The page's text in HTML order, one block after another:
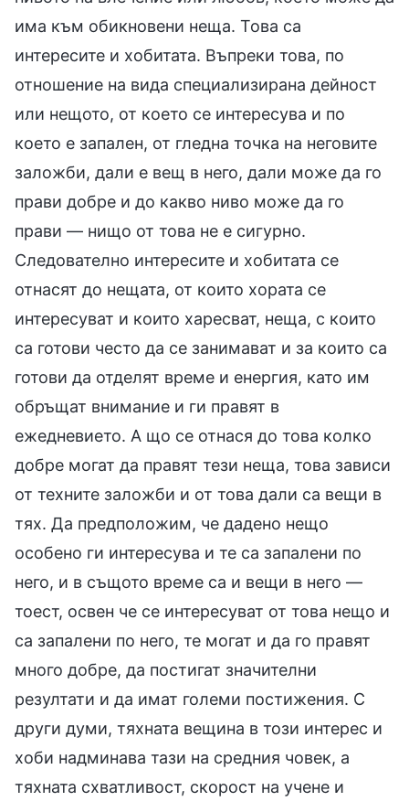
има към обикновени неща. Това са
интересите и хобитата. Въпреки това, по
отношение на вида специализирана дейност
или нещото, от което се интересува и по
което е запален, от гледна точка на неговите
заложби, дали е вещ в него, дали може да го
прави добре и до какво ниво може да го
прави — нищо от това не е сигурно.
Следователно интересите и хобитата се
отнасят до нещата, от които хората се
интересуват и които харесват, неща, с които
са готови често да се занимават и за които са
готови да отделят време и енергия, като им
обръщат внимание и ги правят в
ежедневието. А що се отнася до това колко
добре могат да правят тези неща, това зависи
от техните заложби и от това дали са вещи в
тях. Да предположим, че дадено нещо
особено ги интересува и те са запалени по
него, и в същото време са и вещи в него —
тоест, освен че се интересуват от това нещо и
са запалени по него, те могат и да го правят
много добре, да постигат значителни
резултати и да имат големи постижения. С
други думи, тяхната вещина в този интерес и
хоби надминава тази на средния човек, а
тяхната схватливост, скорост на учене и